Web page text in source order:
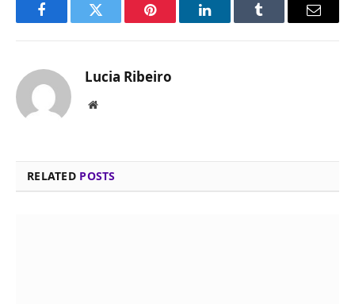
FacebookTwitter Pinterest LinkedInTumblr Email
Lucia Ribeiro
Website
RELATED POSTS